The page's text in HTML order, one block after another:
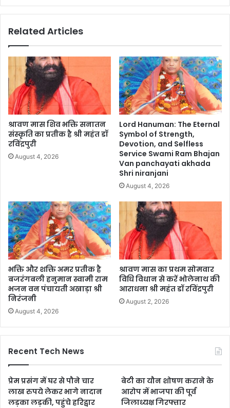
Related Articles
श्रावण मास शिव भक्ति सनातन
संस्कृति का प्रतीक है श्री महंत डॉ
रविंद्रपुरी
August 4, 2026
Lord Hanuman: The Eternal
Symbol of Strength,
Devotion, and Selfless
Service Swami Ram Bhajan
Van panchayati akhada
Shri niranjani
August 4, 2026
भक्ति और शक्ति अमर प्रतीक है
बजरंगबली हनुमान स्वामी राम
भजन वन पंचायती अखाड़ा श्री
निरंजनी
August 4, 2026
श्रावण मास का प्रथम सोमवार
विधि विधान से करें भोलेनाथ की
आराधना श्री महंत डॉ रविंद्रपुरी
August 2, 2026
Recent Tech News
प्रेम प्रसंग में घर से पौने चार
लाख रुपये लेकर भागे नादान
लड़का लड़की, पहुंचे हरिद्वार
बेटी का यौन शोषण कराने के
आरोप में भाजपा की पूर्व
जिलाध्यक्ष गिरफ्तार